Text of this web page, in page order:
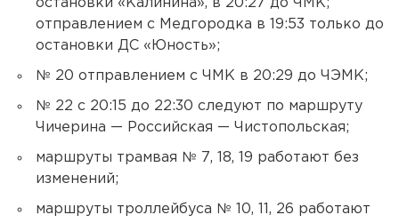
остановки «Калинина», в 20:27 до ЧМК;
отправлением с Медгородка в 19:53 только до
остановки ДС «Юность»;
№ 20 отправлением с ЧМК в 20:29 до ЧЭМК;
№ 22 с 20:15 до 22:30 следуют по маршруту
Чичерина — Российская — Чистопольская;
маршруты трамвая № 7, 18, 19 работают без
изменений;
маршруты троллейбуса № 10, 11, 26 работают